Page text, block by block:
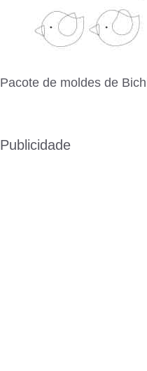
Pacote de moldes de
Publicidade